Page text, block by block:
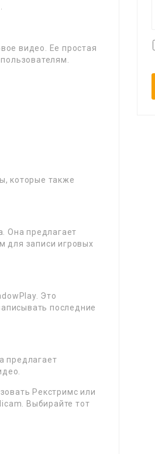
видео. Ее простая
которые также
Она предлагает
для записи игровых
Это
последние
предлагает
Рекстримс или
Выбирайте тот